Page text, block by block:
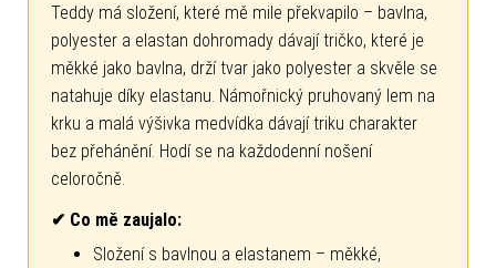
Teddy má složení, které mě mile překvapilo – bavlna,
polyester a elastan dohromady dávají tričko, které je
měkké jako bavlna, drží tvar jako polyester a skvěle se
natahuje díky elastanu. Námořnický pruhovaný lem na
krku a malá výšivka medvídka dávají triku charakter
bez přehánění. Hodí se na každodenní nošení
celoročně.
✔ Co mě zaujalo:
Složení s bavlnou a elastanem – měkké,